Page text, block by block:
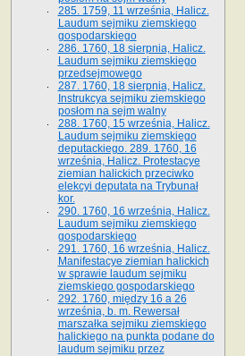
285. 1759, 11 września, Halicz.
Laudum sejmiku ziemskiego
gospodarskiego
286. 1760, 18 sierpnia, Halicz.
Laudum sejmiku ziemskiego
przedsejmowego
287. 1760, 18 sierpnia, Halicz.
Instrukcya sejmiku ziemskiego
posłom na sejm walny
288. 1760, 15 września, Halicz.
Laudum sejmiku ziemskiego
deputackiego. 289. 1760, 16
września, Halicz. Protestacye
ziemian halickich przeciwko
elekcyi deputata na Trybunał
kor.
290. 1760, 16 września, Halicz.
Laudum sejmiku ziemskiego
gospodarskiego
291. 1760, 16 września, Halicz.
Manifestacye ziemian halickich
w sprawie laudum sejmiku
ziemskiego gospodarskiego
292. 1760, między 16 a 26
września, b. m. Rewersał
marszałka sejmiku ziemskiego
halickiego na punkta podane do
laudum sejmiku przez